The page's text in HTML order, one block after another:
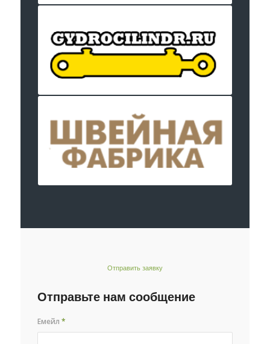
Отправить заявку
Отправьте нам сообщение
Емейл*